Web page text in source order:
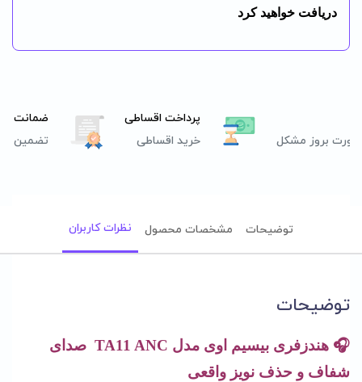
دریافت خواهید کرد
بروز مشکل
پرداخت اقساطی
خرید اقساطی
ضمانت
تضمین
توضیحات مشخصات محصول نظرات کاربران
توضیحات
🎧 هندزفری بیسیم اوی مدل TA11 ANC
صدای
شفاف و حذف نویز واقعی